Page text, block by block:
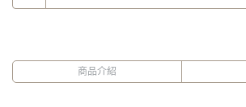
商品介紹